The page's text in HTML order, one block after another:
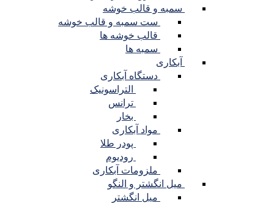
سمبه و قالب خوشه
ست سمبه و قالب خوشه
قالب خوشه ها
سمبه ها
آبکاری
دستگاه آبکاری
التراسونیک
ترانس
بخار
مواد آبکاری
پودر طلا
رودیوم
ملزومات آبکاری
میل انگشتر و النگو
میل انگشتر